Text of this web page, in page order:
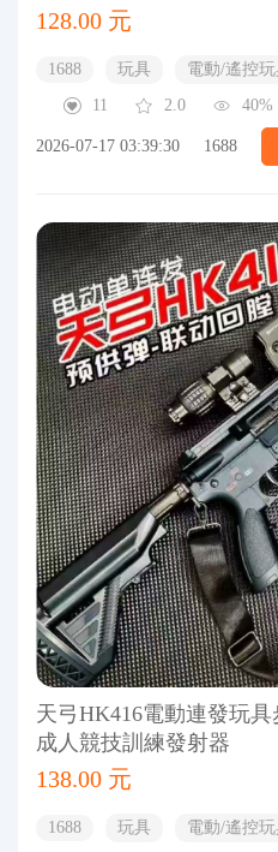
128.00 元
1688 玩具 電動/遙控
11
2.0 40%
2026-07-17 03:39:30 1688
天弓HK416電動連發玩
成人競技訓練發射器
138.00 元
1688 玩具 電動/遙控